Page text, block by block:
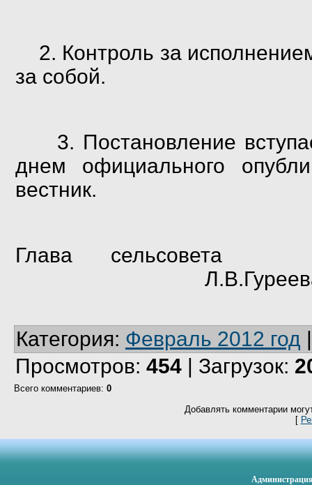
2. Контроль за
за собой.
3. Постановление
днем официального
вестник.
Глава
Категория: Февраль 2012 год
Просмотров: 454 | Загрузок:
Всего комментариев: 0
Добавлять комментарии
[